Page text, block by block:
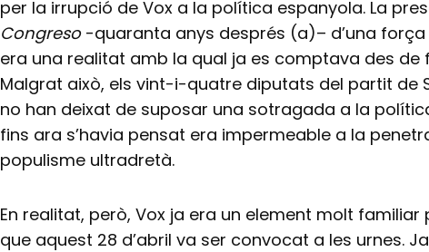
per la irrupció de Vox a la política espanyola. La
Congreso-quaranta anys després (a)– d’una força
era una realitat amb la qual ja es comptava des de
Malgrat això, els vint-i-quatre diputats del partit de
no han deixat de suposar una sotragada a la
fins ara s’havia pensat era impermeable a la
populisme ultradretà.
En realitat, però, Vox ja era un element molt familiar
que aquest 28 d’abril va ser convocat a les urnes.